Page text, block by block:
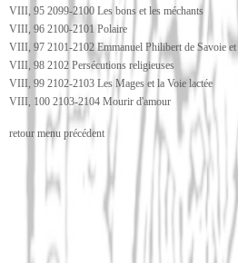
VIII, 95 2099-2100 Les bons et les méchants
VIII, 96 2100-2101 Polaire
VIII, 97 2101-2102 Emmanuel Philibert de Savoie
VIII, 98 2102 Persécutions religieuses
VIII, 99 2102-2103 Les Mages et la Voie lactée
VIII, 100 2103-2104 Mourir d'amour
retour menu précédent